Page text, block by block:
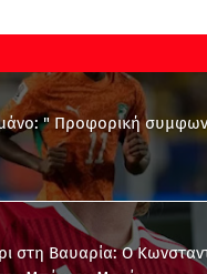
" Προφορική
στη Βαυαρία: O